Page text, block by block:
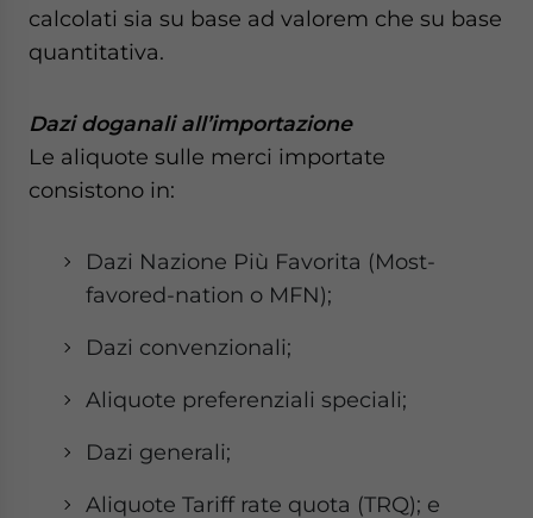
calcolati sia su base ad valorem che su base
quantitativa.
Dazi doganali all’importazione
Le aliquote sulle merci importate
consistono in:
Dazi Nazione Più Favorita (Most-
favored-nation o MFN);
Dazi convenzionali;
Aliquote preferenziali speciali;
Dazi generali;
Aliquote Tariff rate quota (TRQ); e